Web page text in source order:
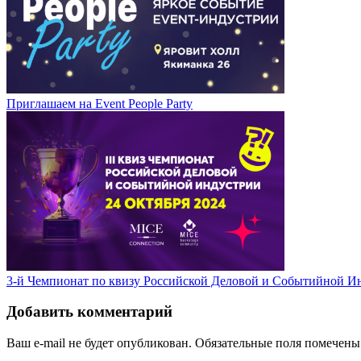
Приглашаем на Event People Party
3-й Чемпионат по квизу Российской Деловой и Событийной
Добавить комментарий
Ваш e-mail не будет опубликован. Обязательные поля помечены